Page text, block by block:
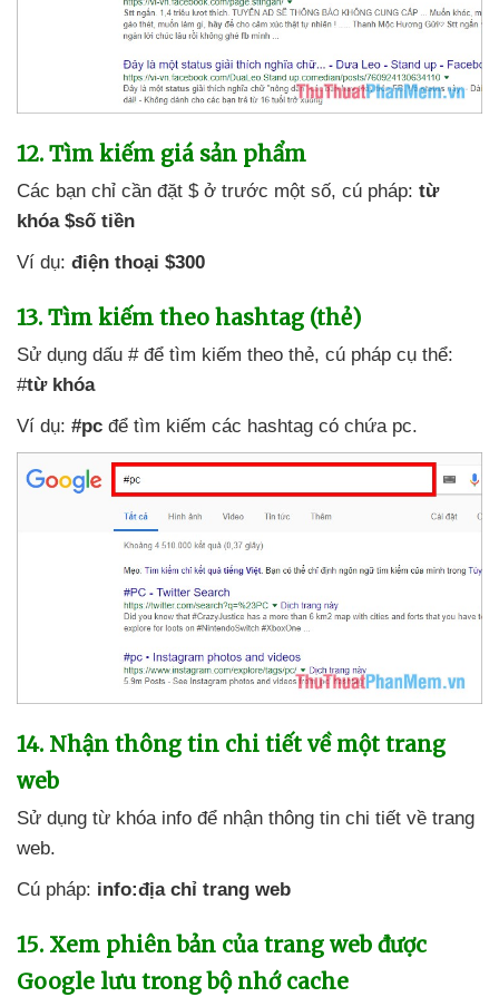
12. Tìm kiếm giá sản phẩm
Các bạn chỉ cần đặt $ ở trước một số, cú pháp: từ
khóa $số tiền
Ví dụ: điện thoại $300
13. Tìm kiếm theo hashtag (thẻ)
Sử dụng dấu # để tìm kiếm theo thẻ, cú pháp cụ thể:
#từ khóa
Ví dụ: #pc để tìm kiếm các hashtag có chứa pc.
14. Nhận thông tin chi tiết về một trang
web
Sử dụng từ khóa info để nhận thông tin chi tiết về trang
web.
Cú pháp: info:địa chỉ trang web
15. Xem phiên bản của trang web được
Google lưu trong bộ nhớ cache